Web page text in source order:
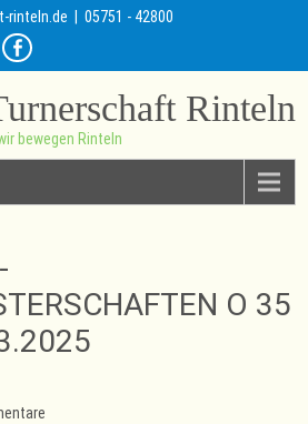
rinteln.de | 05751 - 42800
Rinteln
bewegen Rinteln
O 35